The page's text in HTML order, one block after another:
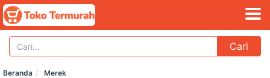
Cari
Beranda Merek